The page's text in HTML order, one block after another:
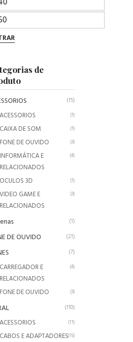
de
(15)
ACESSORIOS (1)
CAIXA DE SOM (1)
FONE DE OUVIDO (3)
INFORMÁTICA E
RELACIONADOS
(4)
OCULOS 3D (1)
VIDEO GAME E
RELACIONADOS
(3)
(1)
DE OUVIDO (21)
(7)
CARREGADOR E
RELACIONADOS
(4)
FONE DE OUVIDO (3)
(110)
ACESSORIOS (11)
CABOS E ADAPTADORES(15)